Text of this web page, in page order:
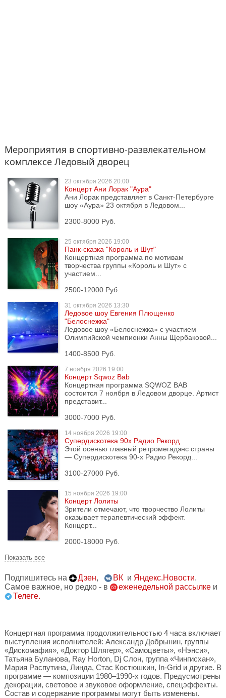
Мероприятия в спортивно-развлекательном
комплексе Ледовый дворец
23 октября 2026 20:00
Концерт Ани Лорак "Аура"
Ани Лорак представляет в Санкт-Петербурге
шоу «Аура» 23 октября в Ледовом...
2300-8000 Руб.
25 октября 2026 19:00
Панк-сказка "Король и Шут"
Концертная программа по мотивам
творчества группы «Король и Шут» с
участием...
2500-12000 Руб.
31 октября 2026 13:30
Ледовое шоу Евгения Плющенко
"Белоснежка"
Ледовое шоу «Белоснежка» с участием
Олимпийской чемпионки Анны Щербаковой...
1400-8500 Руб.
7 ноября 2026 19:00
Концерт Sqwoz Bab
Концертная программа SQWOZ BAB
состоится 7 ноября в Ледовом дворце. Артист
представит...
3000-7000 Руб.
14 ноября 2026 19:00
Супердискотека 90х Радио Рекорд
Этой осенью главный ретромегадэнс страны
— Супердискотека 90-х Радио Рекорд...
3100-27000 Руб.
15 ноября 2026 19:00
Концерт Лолиты
Зрители отмечают, что творчество Лолиты
оказывает терапевтический эффект.
Концерт...
2000-18000 Руб.
Показать все
Подпишитесь на Дзен, ВК и Яндекс.Новости.
Самое важное, но редко - в
еженедельной рассылке и
Телеге.
Концертная программа продолжительностью 4 часа включает
выступления исполнителей: Александр Добрынин, группы
«Дискомафия», «Доктор Шлягер», «Самоцветы», «Нэнси»,
Татьяна Буланова, Ray Horton, Dj Слон, группа «Чингисхан»,
Мария Распутина, Линда, Стас Костюшкин, In-Grid и другие. В
программе — композиции 1980–1990-х годов. Предусмотрены
декорации, световое и звуковое оформление, спецэффекты.
Состав и содержание программы могут быть изменены.